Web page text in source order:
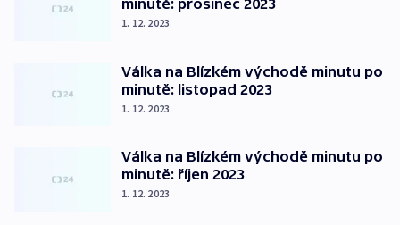
minutě: prosinec 2023
1. 12. 2023
Válka na Blízkém východě minutu po
minutě: listopad 2023
1. 12. 2023
Válka na Blízkém východě minutu po
minutě: říjen 2023
1. 12. 2023